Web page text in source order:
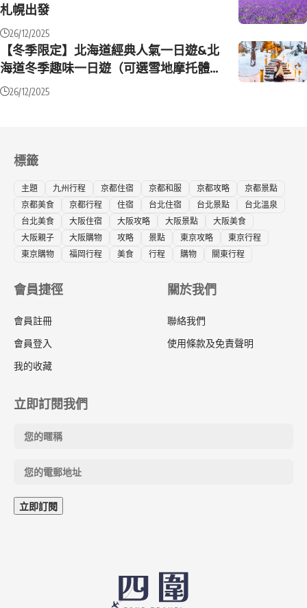
札幌出發
26/12/2025
【冬季限定】北海道經典人氣一日遊&北
海道冬季趣味一日遊（可選雪地摩托體
驗）｜中英文導遊｜札幌出發
26/12/2025
標籤
主題 九州行程 京都住宿 京都和服 京都攻略
京都景點
京都美食
京都行程 住宿 台北住宿 台北景點
台北溫泉
台北美食
大阪住宿 大阪攻略 大阪景點
大阪美食
大阪親子
大阪購物 攻略 景點 東京攻略
東京行程
東京購物
福岡行程 美食 行程 購物 關東行程
會員捷徑
會員註冊
會員登入
我的收藏
關於我們
聯絡我們
使用條款及免責聲明
立即訂閱我們